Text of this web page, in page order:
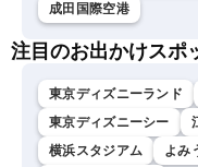
成田国際空港
注目のお出かけスポ
東京ディズニーランド
東京ディズニーシー
横浜スタジアム
よみ